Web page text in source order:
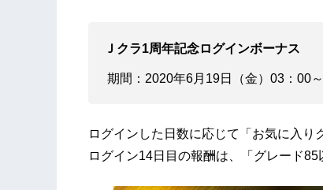
Ｊクラ1周年記念ログインボー
期間：2020年6月19日（金）03：00
ログインした日数に応じて「お気に入り
ログイン14日目の報酬は、「グレード85